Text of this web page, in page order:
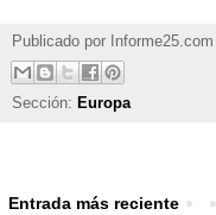
Publicado por Informe25.com
Sección: Europa
Entrada más reciente